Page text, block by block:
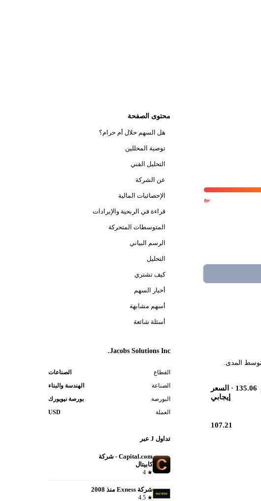
محتوى الصفحة
هل السهم حلال أم حرام؟
توصية المحللين
التحليل الفني
عن الشركة
الإحصائيات المالية
قراءة في الربحية والإيرادات
المتوسطات المتحركة
الرسم البياني
التحليل
كيف تشتري
أخبار السهم
أسهم مشابهة
أسئلة شائعة
Jacobs Solutions Inc.
القطاع
الصناعات
الصناعة
الهندسة والبناء
البورصة
بورصة نيويورك
العملة
USD
تداول J عبر
Capital.com - شركة
كابيتال
★
شركة Exness منذ 2008
★
بيع
135.06 · السعر
إيجابي
107.21